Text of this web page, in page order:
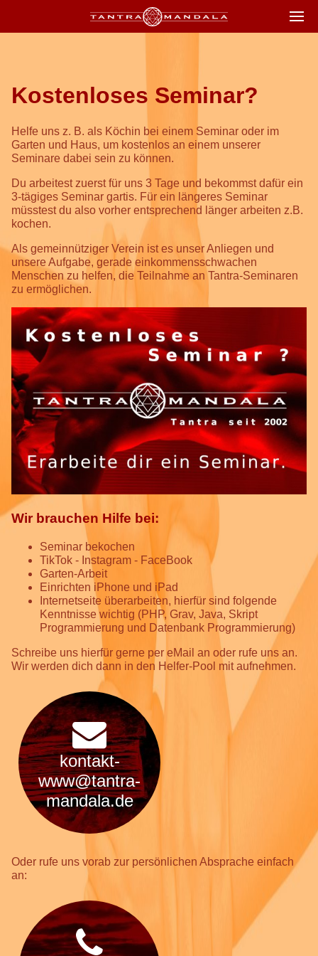
Kostenloses Seminar?
Helfe uns z. B. als Köchin bei einem Seminar oder im
Garten und Haus, um kostenlos an einem unserer
Seminare dabei sein zu können.
Du arbeitest zuerst für uns 3 Tage und bekommst dafür ein
3-tägiges Seminar gartis. Für ein längeres Seminar
müsstest du also vorher entsprechend länger arbeiten z.B.
kochen.
Als gemeinnütziger Verein ist es unser Anliegen und
unsere Aufgabe, gerade einkommensschwachen
Menschen zu helfen, die Teilnahme an Tantra-Seminaren
zu ermöglichen.
Wir brauchen Hilfe bei:
Seminar bekochen
TikTok - Instagram - FaceBook
Garten-Arbeit
Einrichten iPhone und iPad
Internetseite überarbeiten, hierfür sind folgende
Kenntnisse wichtig (PHP, Grav, Java, Skript
Programmierung und Datenbank Programmierung)
Schreibe uns hierfür gerne per eMail an oder rufe uns an.
Wir werden dich dann in den Helfer-Pool mit aufnehmen.
kontakt-
www@tantra-
mandala.de
Oder rufe uns vorab zur persönlichen Absprache einfach
an: